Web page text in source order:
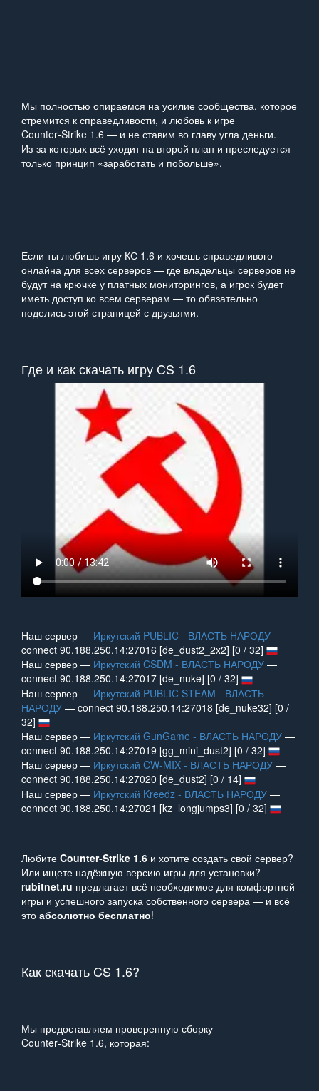
Мы полностью опираемся на усилие сообщества, которое
стремится к справедливости, и любовь к игре
Counter‑Strike 1.6 — и не ставим во главу угла деньги.
Из‑за которых всё уходит на второй план и преследуется
только принцип «заработать и побольше».
Если ты любишь игру КС 1.6 и хочешь справедливого
онлайна для всех серверов — где владельцы серверов не
будут на крючке у платных мониторингов, а игрок будет
иметь доступ ко всем серверам — то обязательно
поделись этой страницей с друзьями.
Где и как скачать игру CS 1.6
Наш сервер — Иркутский PUBLIC - ВЛАСТЬ НАРОДУ —
connect 90.188.250.14:27016 [de_dust2_2x2] [0 / 32]
Наш сервер — Иркутский CSDM - ВЛАСТЬ НАРОДУ —
connect 90.188.250.14:27017 [de_nuke] [0 / 32]
Наш сервер — Иркутский PUBLIC STEAM - ВЛАСТЬ
НАРОДУ — connect 90.188.250.14:27018 [de_nuke32] [0 /
32]
Наш сервер — Иркутский GunGame - ВЛАСТЬ НАРОДУ —
connect 90.188.250.14:27019 [gg_mini_dust2] [0 / 32]
Наш сервер — Иркутский CW-MIX - ВЛАСТЬ НАРОДУ —
connect 90.188.250.14:27020 [de_dust2] [0 / 14]
Наш сервер — Иркутский Kreedz - ВЛАСТЬ НАРОДУ —
connect 90.188.250.14:27021 [kz_longjumps3] [0 / 32]
Любите Counter‑Strike 1.6 и хотите создать свой сервер?
Или ищете надёжную версию игры для установки?
rubitnet.ru предлагает всё необходимое для комфортной
игры и успешного запуска собственного сервера — и всё
это абсолютно бесплатно!
Как скачать CS 1.6?
Мы предоставляем проверенную сборку
Counter‑Strike 1.6, которая: